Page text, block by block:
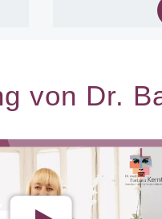
von Dr.